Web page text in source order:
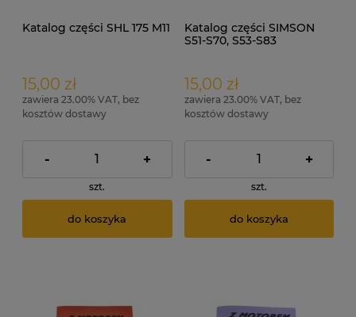
Katalog części SHL 175 M11
15,00 zł
zawiera 23.00% VAT, bez
kosztów dostawy
- +
szt.
do koszyka
Katalog części SIMSON
S51-S70, S53-S83
15,00 zł
zawiera 23.00% VAT, bez
kosztów dostawy
- +
szt.
do koszyka